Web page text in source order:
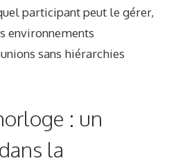
participant peut le gérer,
environnements
sans hiérarchies
: un
la